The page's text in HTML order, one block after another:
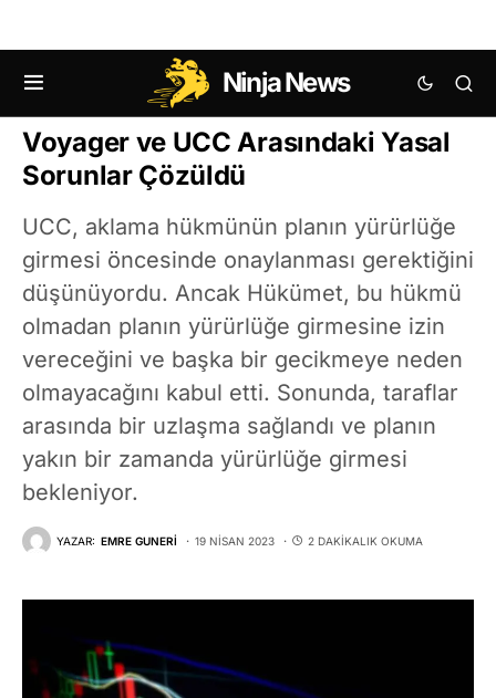
Ninja News
KRIPTO HABERLERI
Voyager ve UCC Arasındaki Yasal
Sorunlar Çözüldü
UCC, aklama hükmünün planın yürürlüğe
girmesi öncesinde onaylanması gerektiğini
düşünüyordu. Ancak Hükümet, bu hükmü
olmadan planın yürürlüğe girmesine izin
vereceğini ve başka bir gecikmeye neden
olmayacağını kabul etti. Sonunda, taraflar
arasında bir uzlaşma sağlandı ve planın
yakın bir zamanda yürürlüğe girmesi
bekleniyor.
YAZAR: EMRE GUNERI 19 NISAN 2023 2 DAKIKALIK OKUMA